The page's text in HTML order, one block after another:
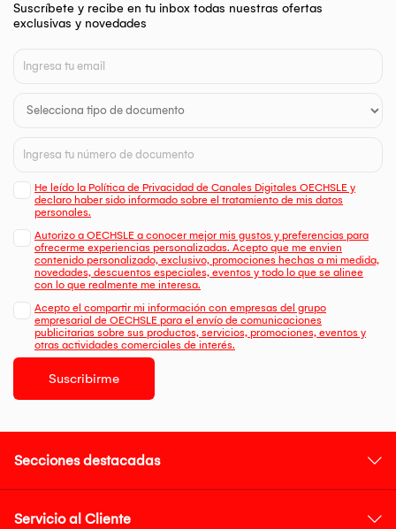
Suscríbete y recibe en tu inbox todas nuestras ofertas
exclusivas y novedades
He leído la Política de Privacidad de Canales Digitales OECHSLE y
declaro haber sido informado sobre el tratamiento de mis datos
personales.
Autorizo a OECHSLE a conocer mejor mis gustos y preferencias para
ofrecerme experiencias personalizadas. Acepto que me envien
contenido personalizado, exclusivo, promociones hechas a mi medida,
novedades, descuentos especiales, eventos y todo lo que se alinee
con lo que realmente me interesa.
Acepto el compartir mi información con empresas del grupo
empresarial de OECHSLE para el envío de comunicaciones
publicitarias sobre sus productos, servicios, promociones, eventos y
otras actividades comerciales de interés.
Suscribirme
Secciones destacadas
Servicio al Cliente